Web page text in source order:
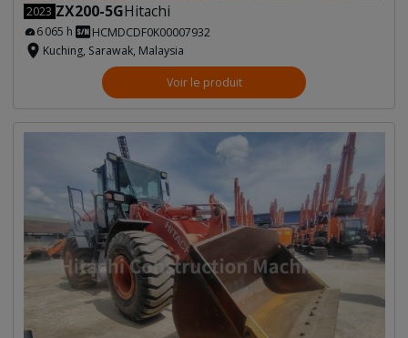
2023 ZX200-5GHitachi
6 065 h
HCMDCDF0K00007932
Kuching, Sarawak, Malaysia
Voir le produit